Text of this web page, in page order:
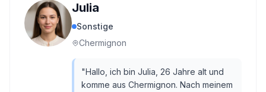
Julia
Sonstige
Chermignon
"Hallo, ich bin Julia, 26 Jahre alt und
komme aus Chermignon. Nach meinem